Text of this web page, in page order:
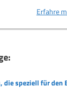
Erfahre
die speziell für den